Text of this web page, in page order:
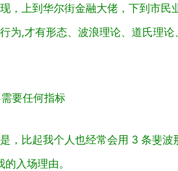
，上到华尔街金融大佬，下到市
为,才有形态、波浪理论、道氏理
要任何指标
，比起我个人也经常会用 3 条斐
入场理由。